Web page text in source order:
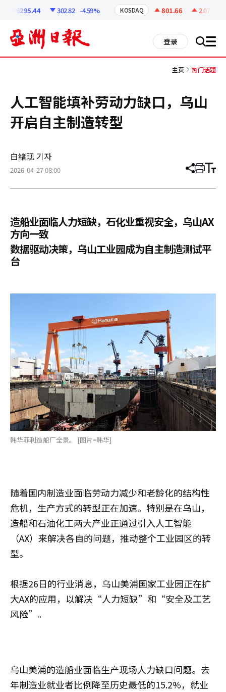
6295.44 302.82 -4.59% KOSDAQ 801.66 2.07
登录 搜 all
主页 热门话题
人工智能填补劳动力缺口，乌山
开启自主制造转型
白緖现 기자
2026-04-27 08:00 分
章
打 调
小
造船业面临人力短缺，石化业重视安全，乌山AX
方向一致
数据驱动决策，乌山工业园成为自主制造测试平
台
韩华菲利造船厂全景。 [图片=韩华]
随着国内制造业面临劳动力减少和老龄化的结构性
危机，生产方式的转型正在加速。特别是在乌山，
造船和石油化工两大产业正通过引入人工智能
（AX）来解决各自的问题，推动整个工业园区的转
型。
根据26日的行业消息，乌山美浦国家工业园正在扩
大AX的应用，以解决“人力短缺”和“安全及工艺
风险”。
乌山美浦的造船业面临生产现场人力缺口问题。去
年制造业就业者比例降至历史最低的15.2%，就业